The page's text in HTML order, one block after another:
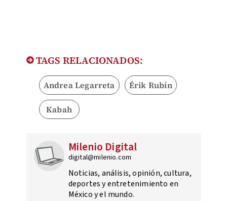
TAGS RELACIONADOS:
Andrea Legarreta Érik Rubín
Kabah
Milenio Digital
digital@milenio.com
Noticias, análisis, opinión, cultura,
deportes y entretenimiento en
México y el mundo.